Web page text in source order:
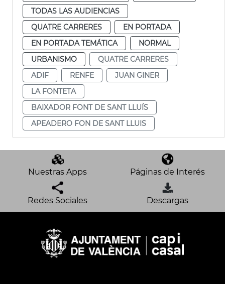
TODAS LAS AUDIENCIAS
QUATRE CARRERES
EN PORTADA
EN PORTADA TEMÁTICA
NORMAL
URBANISMO
QUATRE CARRERES
ADIF
RENFE
JUAN GINER
LA FONTETA
BAIXADOR FONT DE SANT LLUÍS
APEADERO FON DE SANT LLUIS
Nuestras Apps Páginas de Interés
Redes Sociales Descargas